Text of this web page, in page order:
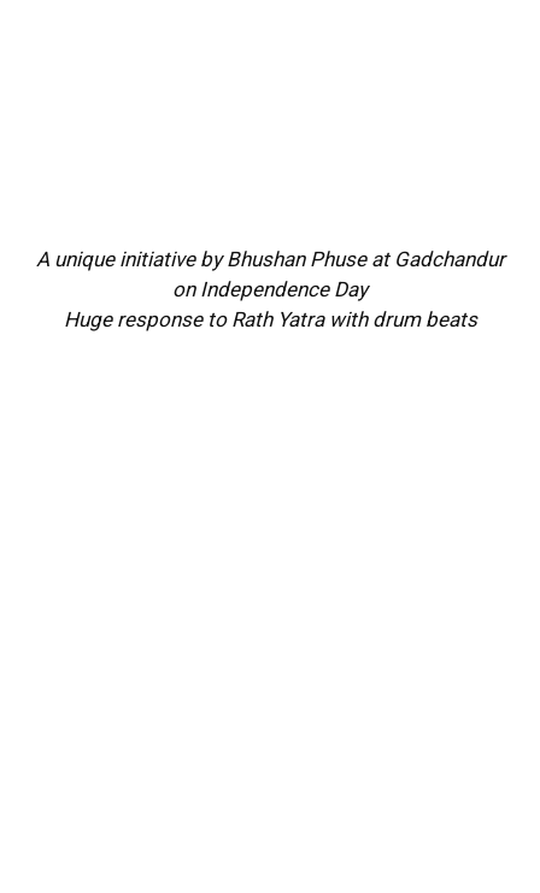
A unique initiative by Bhushan Phuse at Gadchandur
on Independence Day
Huge response to Rath Yatra with drum beats